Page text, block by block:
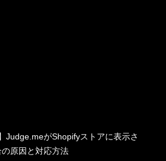
Judge.meがShopifyストアに表示さ
原因と対応方法